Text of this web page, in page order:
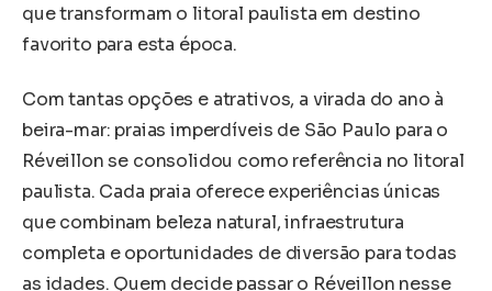
que transformam o litoral paulista em destino
favorito para esta época.
Com tantas opções e atrativos, a virada do ano à
beira-mar: praias imperdíveis de São Paulo para o
Réveillon se consolidou como referência no litoral
paulista. Cada praia oferece experiências únicas
que combinam beleza natural, infraestrutura
completa e oportunidades de diversão para todas
as idades. Quem decide passar o Réveillon nesse